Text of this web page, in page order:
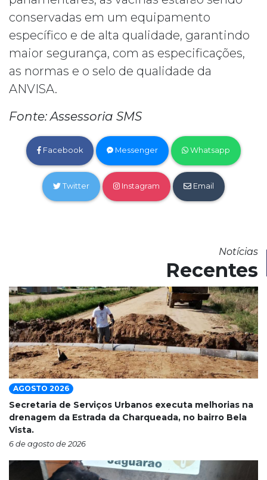
conservadas em um equipamento
específico e de alta qualidade, garantindo
maior segurança, com as especificações,
as normas e o selo de qualidade da
ANVISA.
Fonte: Assessoria SMS
Facebook Messenger Whatsapp
Twitter Instagram Email
Notícias
Recentes
AGOSTO 2026
Secretaria de Serviços Urbanos executa melhorias na
drenagem da Estrada da Charqueada, no bairro Bela
Vista.
6 de agosto de 2026